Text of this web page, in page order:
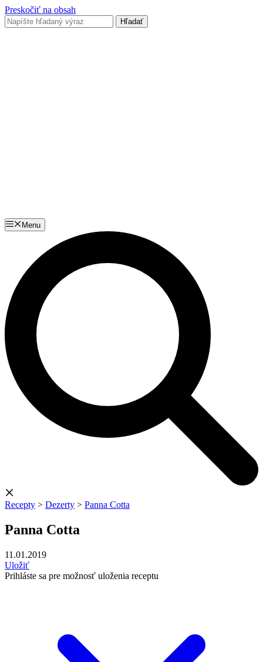
Preskočiť na obsah
Menu
Recepty > Dezerty > Panna Cotta
Panna Cotta
11.01.2019
Uložiť
Prihláste sa pre možnosť uloženia receptu